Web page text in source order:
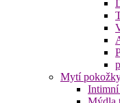
Mytí
Intimní